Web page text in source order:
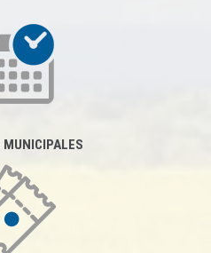
MUNICIPALES